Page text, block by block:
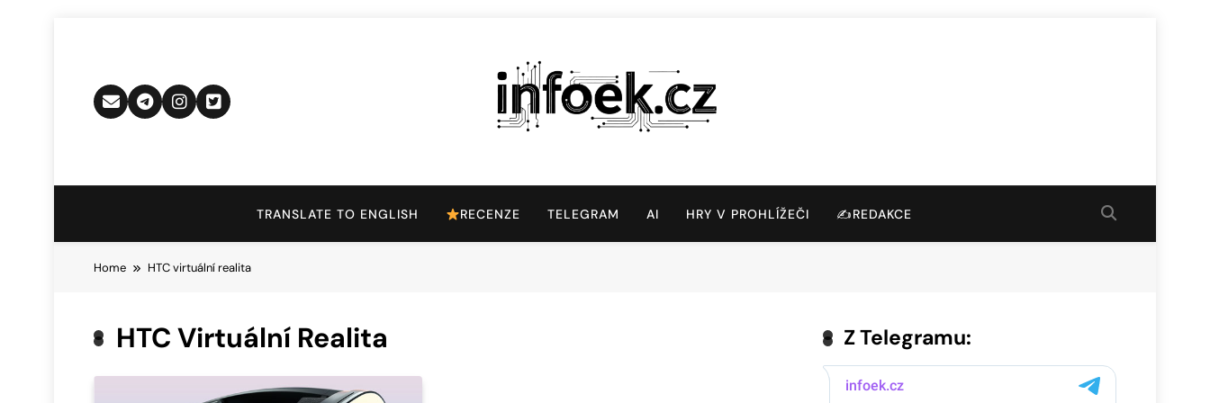
Infoek.cz
TRANSLATE TO ENGLISH RECENZE TELEGRAM AI HRY V PROHLÍŽEČI ✍️REDAKCE
Home HTC virtuální realita
HTC Virtuální Realita Z Telegramu: